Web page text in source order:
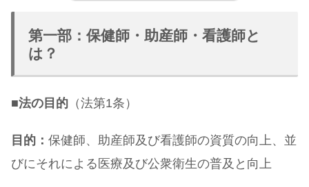
第一部：保健師・助産師・看護師と
は？
■法の目的 （法第1条）
目的： 保健師、助産師及び看護師の資質の向上、並
びにそれによる医療及び公衆衛生の普及と向上